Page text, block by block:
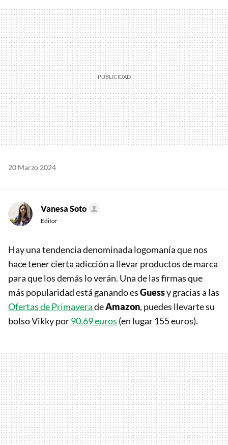
MAIL
20 Marzo 2024
Vanesa Soto
Editor
Hay una tendencia denominada logomanía que nos
hace tener cierta adicción a llevar productos de marca
para que los demás lo verán. Una de las firmas que
más popularidad está ganando esGuessy gracias a las
Ofertas de PrimaveradeAmazon, puedes llevarte su
bolso Vikky por90,69 euros (en lugar 155 euros).